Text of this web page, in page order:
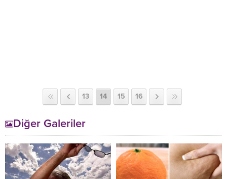
13 14 15 16
Diğer Galeriler